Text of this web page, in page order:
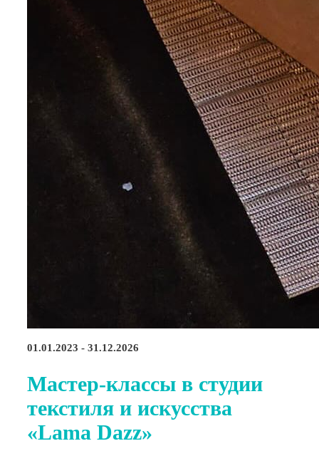
01.01.2023 - 31.12.2026
Мастер-классы в студии
текстиля и искусства
«Lama Dazz»